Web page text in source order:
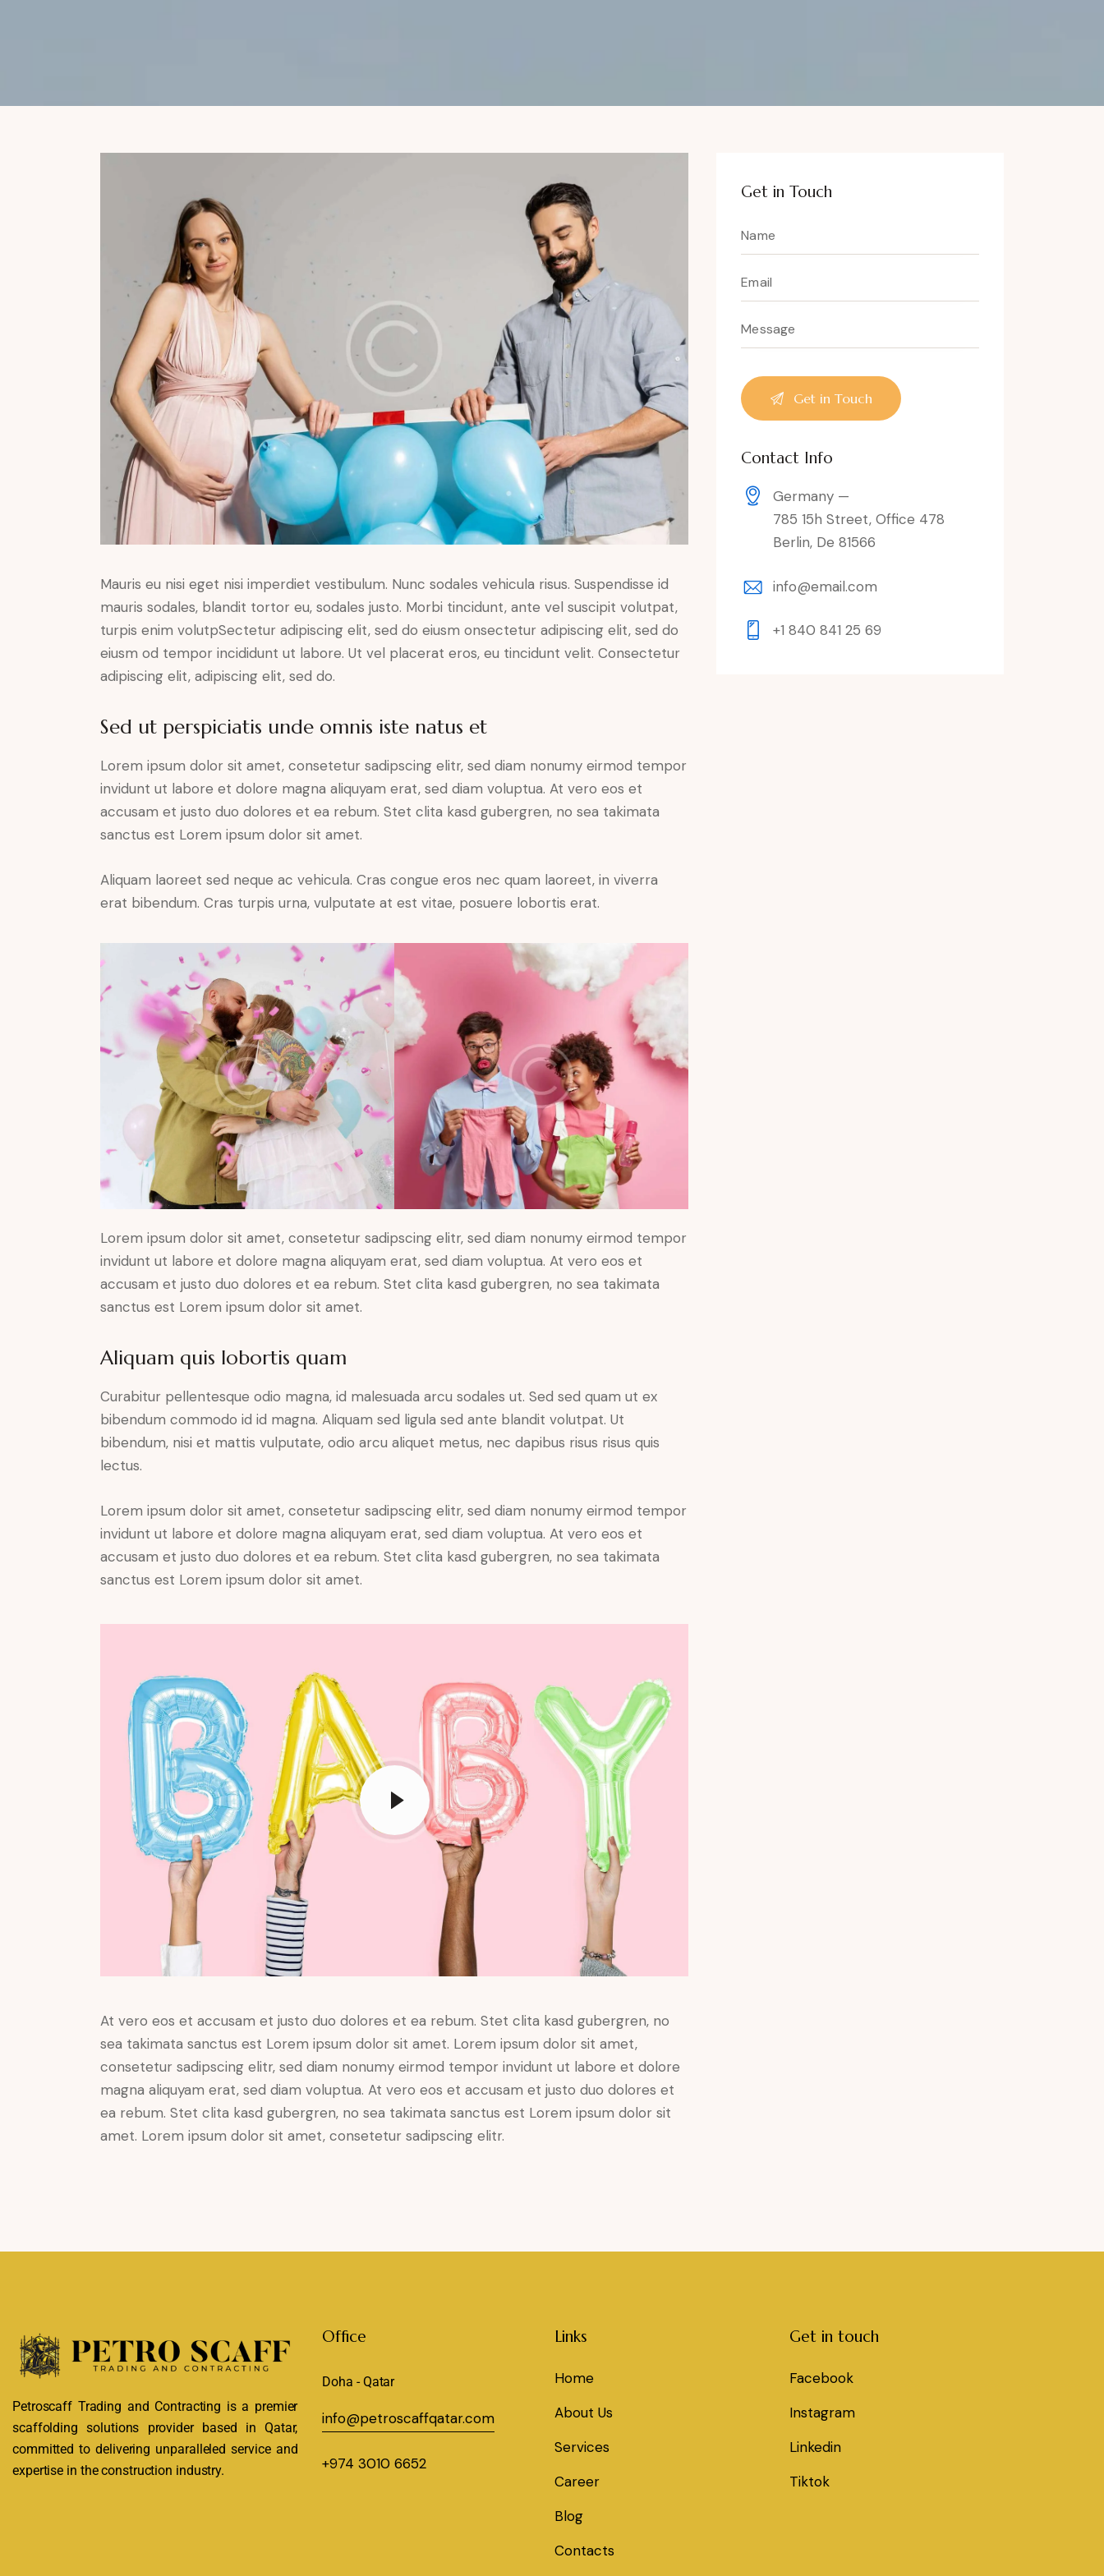
Mauris eu nisi eget nisi imperdiet vestibulum. Nunc sodales vehicula risus. Suspendisse id
mauris sodales, blandit tortor eu, sodales justo. Morbi tincidunt, ante vel suscipit volutpat,
turpis enim volutpSectetur adipiscing elit, sed do eiusm onsectetur adipiscing elit, sed do
eiusm od tempor incididunt ut labore. Ut vel placerat eros, eu tincidunt velit. Consectetur
adipiscing elit, adipiscing elit, sed do.
Sed ut perspiciatis unde omnis iste natus et
Lorem ipsum dolor sit amet, consetetur sadipscing elitr, sed diam nonumy eirmod tempor
invidunt ut labore et dolore magna aliquyam erat, sed diam voluptua. At vero eos et
accusam et justo duo dolores et ea rebum. Stet clita kasd gubergren, no sea takimata
sanctus est Lorem ipsum dolor sit amet.
Aliquam laoreet sed neque ac vehicula. Cras congue eros nec quam laoreet, in viverra
erat bibendum. Cras turpis urna, vulputate at est vitae, posuere lobortis erat.
Lorem ipsum dolor sit amet, consetetur sadipscing elitr, sed diam nonumy eirmod tempor
invidunt ut labore et dolore magna aliquyam erat, sed diam voluptua. At vero eos et
accusam et justo duo dolores et ea rebum. Stet clita kasd gubergren, no sea takimata
sanctus est Lorem ipsum dolor sit amet.
Aliquam quis lobortis quam
Curabitur pellentesque odio magna, id malesuada arcu sodales ut. Sed sed quam ut ex
bibendum commodo id id magna. Aliquam sed ligula sed ante blandit volutpat. Ut
bibendum, nisi et mattis vulputate, odio arcu aliquet metus, nec dapibus risus risus quis
lectus.
Lorem ipsum dolor sit amet, consetetur sadipscing elitr, sed diam nonumy eirmod tempor
invidunt ut labore et dolore magna aliquyam erat, sed diam voluptua. At vero eos et
accusam et justo duo dolores et ea rebum. Stet clita kasd gubergren, no sea takimata
sanctus est Lorem ipsum dolor sit amet.
At vero eos et accusam et justo duo dolores et ea rebum. Stet clita kasd gubergren, no
sea takimata sanctus est Lorem ipsum dolor sit amet. Lorem ipsum dolor sit amet,
consetetur sadipscing elitr, sed diam nonumy eirmod tempor invidunt ut labore et dolore
magna aliquyam erat, sed diam voluptua. At vero eos et accusam et justo duo dolores et
ea rebum. Stet clita kasd gubergren, no sea takimata sanctus est Lorem ipsum dolor sit
amet. Lorem ipsum dolor sit amet, consetetur sadipscing elitr.
Get in Touch
Contact Info
Germany —
785 15h Street, Office 478
Berlin, De 81566
info@email.com
+1 840 841 25 69
Petroscaff Trading and Contracting is a premier
scaffolding solutions provider based in Qatar,
committed to delivering unparalleled service and
expertise in the construction industry.
Office
Doha - Qatar
info@petroscaffqatar.com
+974 3010 6652
Links
Home
About Us
Services
Career
Blog
Contacts
Get in touch
Facebook
Instagram
Linkedin
Tiktok